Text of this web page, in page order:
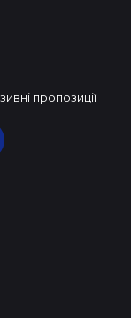
пропозиції